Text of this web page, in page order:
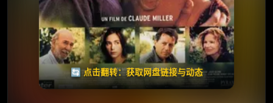
🔄 点击翻转：获取网盘链接与动态
失效请反馈
🧧️
天天领红包